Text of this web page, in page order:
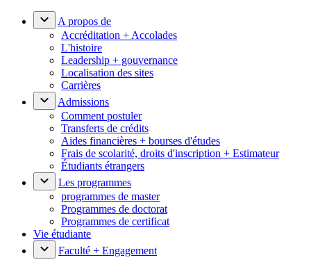
A propos de
Accréditation + Accolades
L'histoire
Leadership + gouvernance
Localisation des sites
Carrières
Admissions
Comment postuler
Transferts de crédits
Aides financières + bourses d'études
Frais de scolarité, droits d'inscription + Estimateur
Étudiants étrangers
Les programmes
programmes de master
Programmes de doctorat
Programmes de certificat
Vie étudiante
Faculté + Engagement